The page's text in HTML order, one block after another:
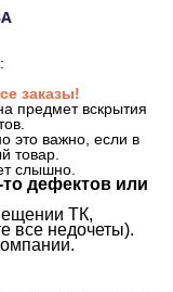
заказы!
предмет вскрытия
это важно, если в
товар.
слышно.
дефектов или
ТК,
все недочеты).